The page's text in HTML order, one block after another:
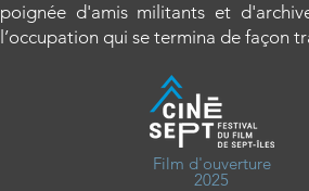
poignée d'amis militants et
l’occupation qui se termina de façon
Film d'ouverture
2025